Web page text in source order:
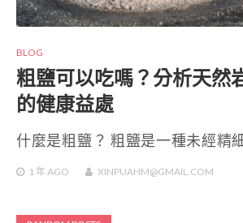
BLOG
粗鹽可以吃嗎？分析天然
的健康益處
什麼是粗鹽？ 粗鹽是一種未經精
1 年 AGO XINPUAHM@GMAIL.COM